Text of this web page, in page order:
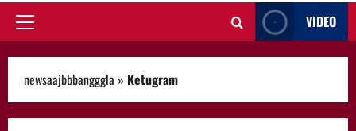
Primary
VIDEO
newsaajbbbangggla » Ketugram